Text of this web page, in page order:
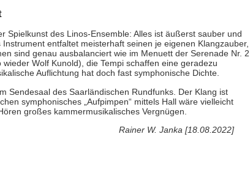
Spielkunst des Linos-Ensemble: Alles ist äußerst sauber und
entfaltet meisterhaft seinen je eigenen Klangzauber,
sind genau ausbalanciert wie im Menuett der Serenade Nr. 2
Wolf Kunold), die Tempi schaffen eine geradezu
Auflichtung hat doch fast symphonische Dichte.
Sendesaal des Saarländischen Rundfunks. Der Klang ist
symphonisches „Aufpimpen“ mittels Hall wäre vielleicht
großes kammermusikalisches Vergnügen.
Rainer W. Janka [18.08.2022]